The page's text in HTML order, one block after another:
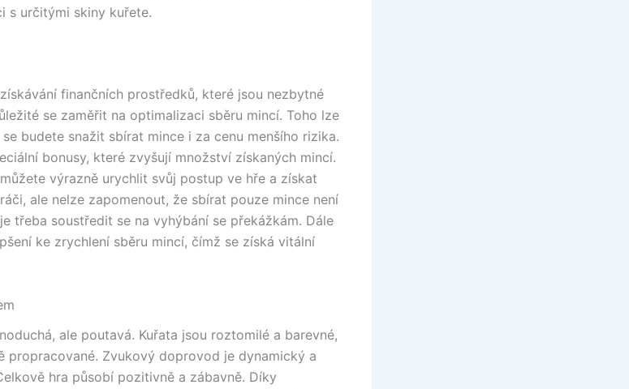
s určitými skiny kuřete.
finančních prostředků, které jsou nezbytné
se zaměřit na optimalizaci sběru mincí. Toho lze
budete snažit sbírat mince i za cenu menšího rizika.
bonusy, které zvyšují množství získaných mincí.
výrazně urychlit svůj postup ve hře a získat
ale nelze zapomenout, že sbírat pouze mince není
třeba soustředit se na vyhýbání se překážkám. Dále
ke zrychlení sběru mincí, čímž se získá vitální
ale poutavá. Kuřata jsou roztomilé a barevné,
propracované. Zvukový doprovod je dynamický a
hra působí pozitivně a zábavně. Díky